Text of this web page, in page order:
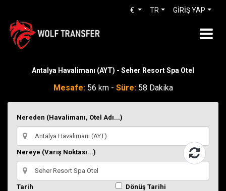
GİRİŞ YAP
TR
€
Antalya Havalimanı (AYT) - Seher Resort Spa Otel
Mesafe:56 km - Süre:58 Dakika
Nereden (Havalimanı, Otel Adı...)
Nereye (Varış Noktası...)
Tarih Dönüş Tarihi